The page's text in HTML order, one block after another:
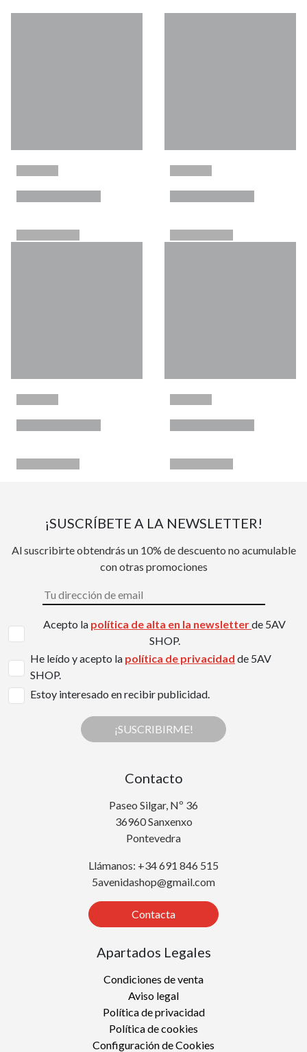
¡SUSCRÍBETE A LA NEWSLETTER!
Al suscribirte obtendrás un 10% de descuento no acumulable
con otras promociones
Acepto la política de alta en la newsletterde 5AV
SHOP.
He leído y acepto la política de privacidad de 5AV
SHOP.
Estoy interesado en recibir publicidad.
¡SUSCRIBIRME!
Contacto
Paseo Silgar, Nº 36
36960 Sanxenxo
Pontevedra
Llámanos: +34 691 846 515
5avenidashop@gmail.com
Contacta
Apartados Legales
Condiciones de venta
Aviso legal
Política de privacidad
Política de cookies
Configuración de Cookies